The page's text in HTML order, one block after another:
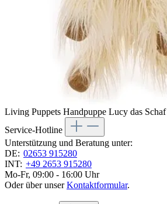
Living Puppets Handpuppe Lucy das Schaf
Service-Hotline
Unterstützung und Beratung unter:
DE: 02653 915280
INT: +49 2653 915280
Mo-Fr, 09:00 - 16:00 Uhr
Oder über unserKontaktformular.